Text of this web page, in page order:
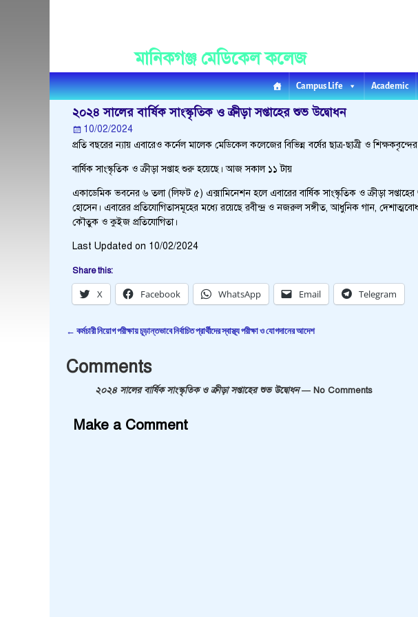
মানিকগঞ্জ মেডিকেল কলেজ
Campus Life Academic
২০২৪ সালের বার্ষিক সাংস্কৃতিক ও ক্রীড়া সপ্তাহের শুভ উদ্বোধন
10/02/2024
প্রতি বছরের ন্যায় এবারেও কর্নেল মালেক মেডিকেল কলেজের বিভিন্ন বর্ষের ছাত্র-ছাত্রী ও
বার্ষিক সাংস্কৃতিক ও ক্রীড়া সপ্তাহ শুরু হয়েছে। আজ সকাল ১১ টায়
একাডেমিক ভবনের ৬ তলা (লিফট ৫) এক্সামিনেশন হলে এবারের বার্ষিক সাংস্কৃতিক ও ক্রীড়া
হোসেন। এবারের প্রতিযোগিতাসমূহের মধ্যে রয়েছে রবীন্দ্র ও নজরুল সঙ্গীত, আধুনিক গান,
কৌতুক ও কুইজ প্রতিযোগিতা।
Last Updated on 10/02/2024
Share this:
X Facebook WhatsApp Email Telegram
← কর্মচারী নিয়োগ পরীক্ষায় চূড়ান্তভাবে নির্বাচিত প্রার্থীদের স্বাস্থ্য পরীক্ষা ও যোগদানের আদেশ
Comments
২০২৪ সালের বার্ষিক সাংস্কৃতিক ও ক্রীড়া সপ্তাহের শুভ উদ্বোধন— No Comments
Make a Comment